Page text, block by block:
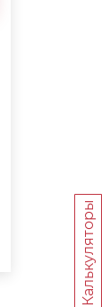
Калькуляторы